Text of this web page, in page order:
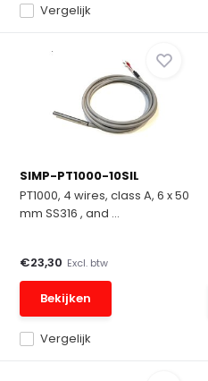
Vergelijk
SIMP-PT1000-10SIL
PT1000, 4 wires, class A, 6 x 50
mm SS316 , and ...
Vergelijk
€23,30 Excl. btw
Bekijken